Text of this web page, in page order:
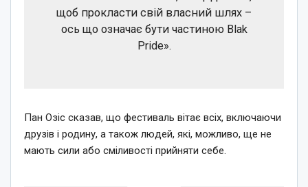
щоб прокласти свій власний шлях –
ось що означає бути частиною Blak
Pride».
Пан Озіс сказав, що фестиваль вітає всіх, включаючи
друзів і родину, а також людей, які, можливо, ще не
мають сили або сміливості прийняти себе.